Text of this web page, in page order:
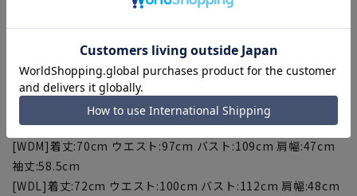
[L]着丈:72cm ウエスト:93cm バスト:107cm 肩幅:46cm 袖
[LL]着丈:74cm ウエスト:96cm バスト:110cm 肩幅:47cm 袖
丈:61.5cm
[3L]着丈:76cm ウエスト:99cm バスト:113cm 肩幅:48cm 袖
丈:63cm
[WDM]着丈:70cm ウエスト:97cm バスト:109cm 肩幅:47cm
袖丈:58.5cm
[WDL]着丈:72cm ウエスト:100cm バスト:112cm 肩幅:48cm